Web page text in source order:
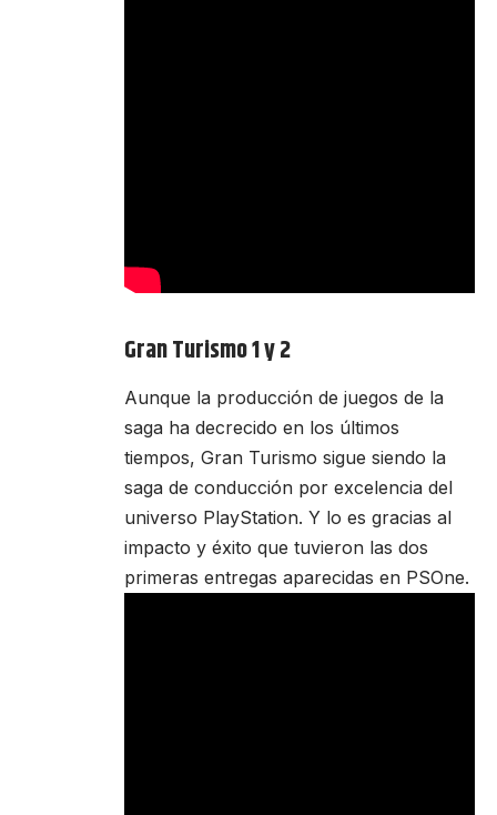
Gran Turismo 1 y 2
Aunque la producción de juegos de la
saga ha decrecido en los últimos
tiempos, Gran Turismo sigue siendo la
saga de conducción por excelencia del
universo PlayStation. Y lo es gracias al
impacto y éxito que tuvieron las dos
primeras entregas aparecidas en PSOne.